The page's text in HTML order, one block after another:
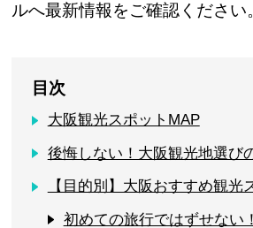
ルへ最新情報をご確認ください
目次
大阪観光スポットMAP
後悔しない！大阪観光地選び
【目的別】大阪おすすめ観光
初めての旅行ではずせない